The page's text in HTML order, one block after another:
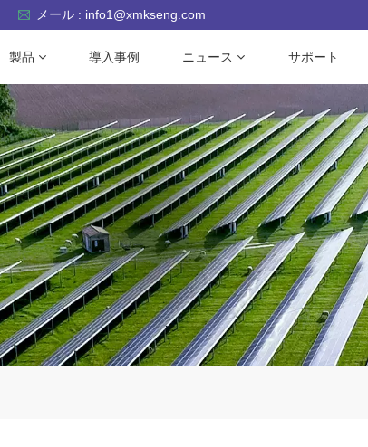
メール : info1@xmkseng.com
製品 導入事例 ニュース サポート